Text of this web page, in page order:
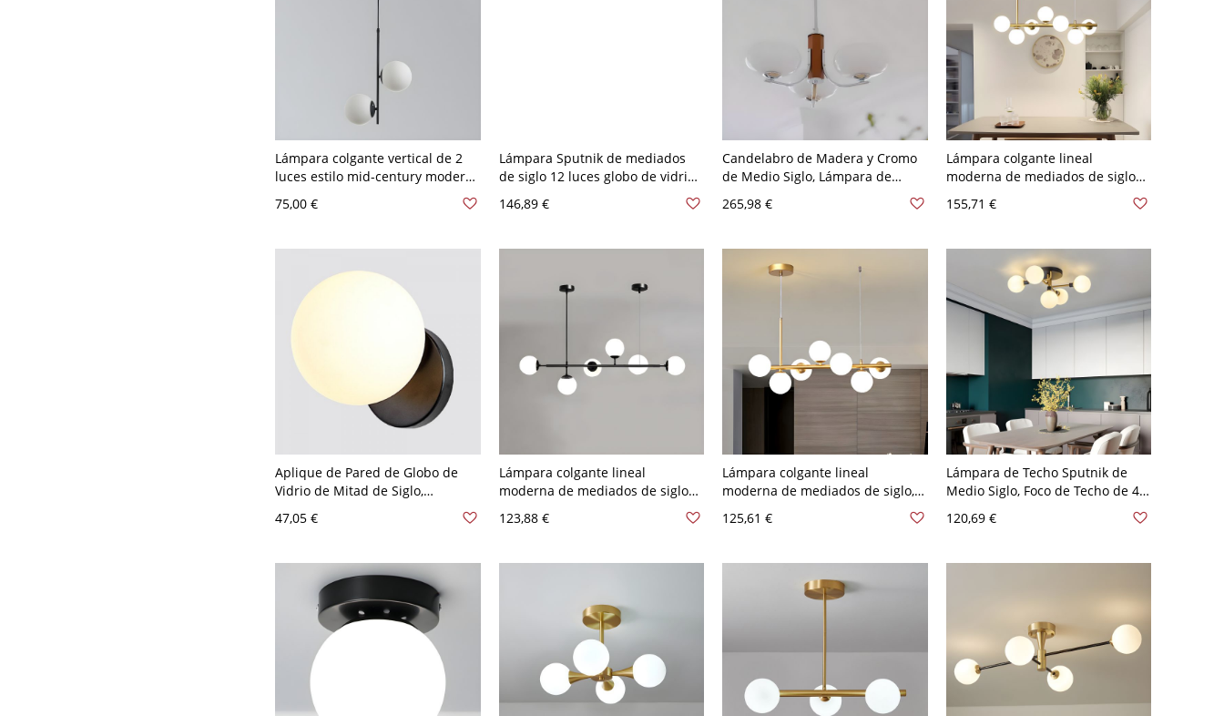
Lámpara colgante vertical de 2
luces estilo mid-century modern,
texturizado para comedor - 110 A
75,00 €
Lámpara Sputnik de mediados
de siglo 12 luces globo de vidrio
110 A 120 V Blanco leche
146,89 €
Candelabro de Madera y Cromo
de Medio Siglo, Lámpara de
Techo Multiluz con Pantallas de
Vidrio - 3 110 A 120 V Blanco
265,98 €
Lámpara colgante lineal
moderna de mediados de siglo
para comedor - 110 A 120 V
155,71 €
Aplique de Pared de Globo de
Vidrio de Mitad de Siglo,
Lámpara Compacta Empotrada
para Dormitorio o Pasillo - Negro
47,05 €
Lámpara colgante lineal
moderna de mediados de siglo
para comedor cocina - 110 A 120
123,88 €
Lámpara colgante lineal
moderna de mediados de siglo,
luz de globo de vidrio, accesorio
colgante horizontal ajustable
V 7 Blanco leche
125,61 €
Lámpara de Techo Sputnik de
Medio Siglo, Foco de Techo de 4
Globos para Techos Bajos - 110 A
120 V Blanco leche
120,69 €